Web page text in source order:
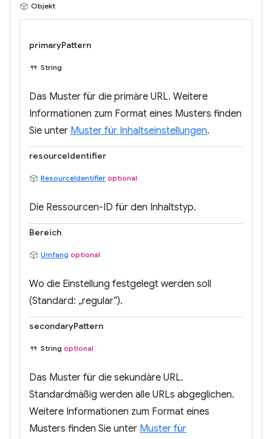
Objekt
primaryPattern
String
Das Muster für die primäre URL. Weitere
Informationen zum Format eines Musters finden
Sie unter Muster für Inhaltseinstellungen.
resourceIdentifier
ResourceIdentifier optional
Die Ressourcen-ID für den Inhaltstyp.
Bereich
Umfang optional
Wo die Einstellung festgelegt werden soll
(Standard: „regular“).
secondaryPattern
String optional
Das Muster für die sekundäre URL.
Standardmäßig werden alle URLs abgeglichen.
Weitere Informationen zum Format eines
Musters finden Sie unter Muster für